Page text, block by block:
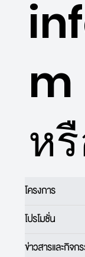
โครงการ
โปรโมชั่น
ข่าวสารและกิจก
m
ห